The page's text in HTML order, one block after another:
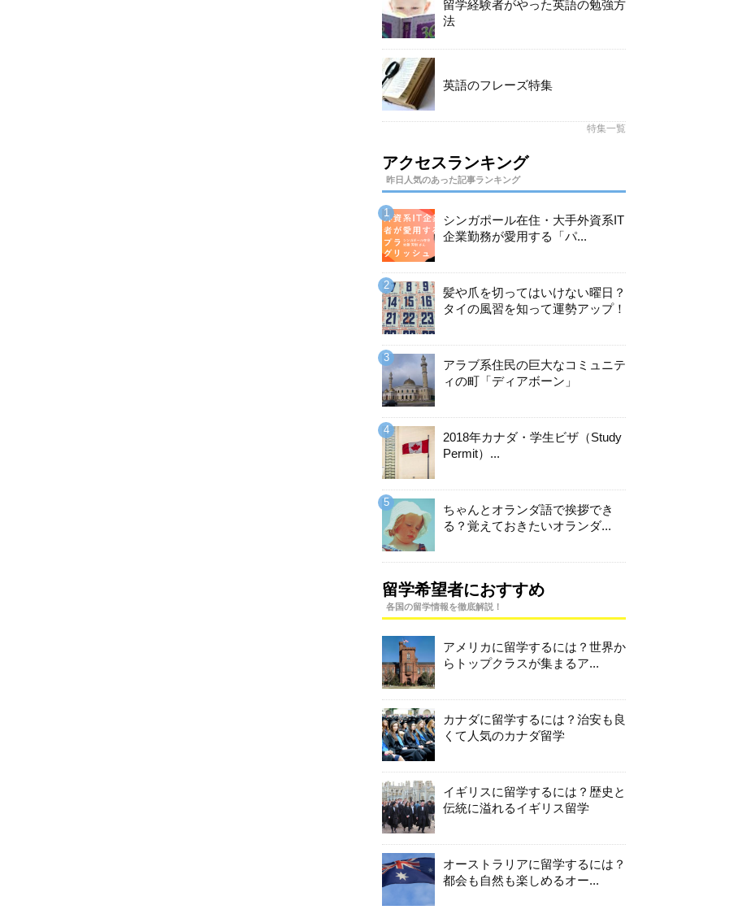
留学経験者がやった英語の勉強方
法
英語のフレーズ特集
特集一覧
アクセスランキング
昨日人気のあった記事ランキング
シンガポール在住・大手外資系IT
企業勤務が愛用する「パ...
髪や爪を切ってはいけない曜日？
タイの風習を知って運勢アップ！
アラブ系住民の巨大なコミュニテ
ィの町「ディアボーン」
2018年カナダ・学生ビザ（Study
Permit）...
ちゃんとオランダ語で挨拶でき
る？覚えておきたいオランダ...
留学希望者におすすめ
各国の留学情報を徹底解説！
アメリカに留学するには？世界か
らトップクラスが集まるア...
カナダに留学するには？治安も良
くて人気のカナダ留学
イギリスに留学するには？歴史と
伝統に溢れるイギリス留学
オーストラリアに留学するには？
都会も自然も楽しめるオー...